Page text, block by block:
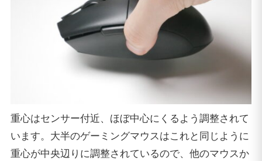
重心はセンサー付近、ほぼ中心にくるよう調整されて
います。大半のゲーミングマウスはこれと同じように
重心が中央辺りに調整されているので、他のマウスか